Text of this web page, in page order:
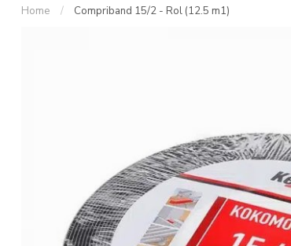
Home / Compriband 15/2 - Rol (12.5 m1)